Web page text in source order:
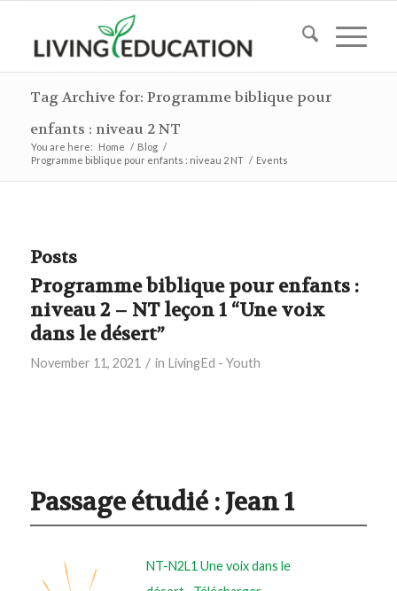
Tag Archive for: Programme biblique pour
enfants : niveau 2 NT
You are here: Home / Blog /
Programme biblique pour enfants : niveau 2 NT / Events
Posts
Programme biblique pour enfants :
niveau 2 – NT leçon 1 “Une voix
dans le désert”
November 11, 2021 / in LivingEd - Youth
Passage étudié :Jean 1
NT-N2L1 Une voix dans le